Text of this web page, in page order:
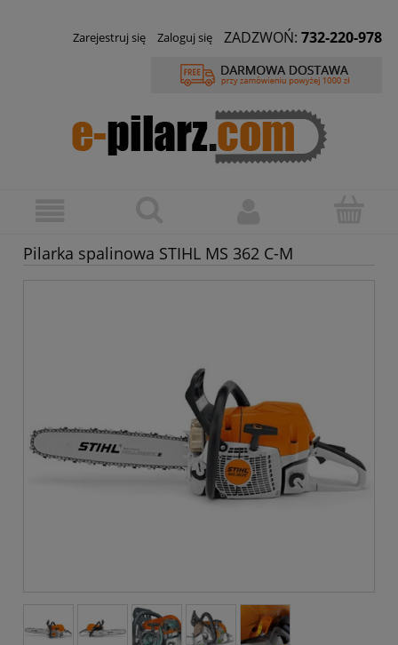
Zarejestruj się Zaloguj się ZADZWOŃ: 732-220-978
Pilarka spalinowa STIHL MS 362 C-M